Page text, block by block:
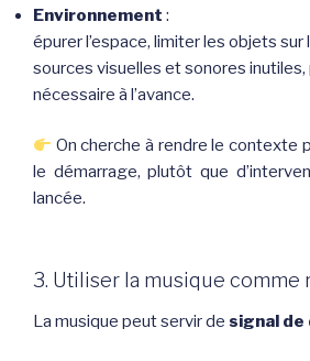
Environnement :
épurer l’espace, limiter les objets sur
sources visuelles et sonores
nécessaire à l’avance.
On cherche à rendre le contexte
le démarrage, plutôt que
lancée.
3. Utiliser la musique comme
La musique peut servir de signal